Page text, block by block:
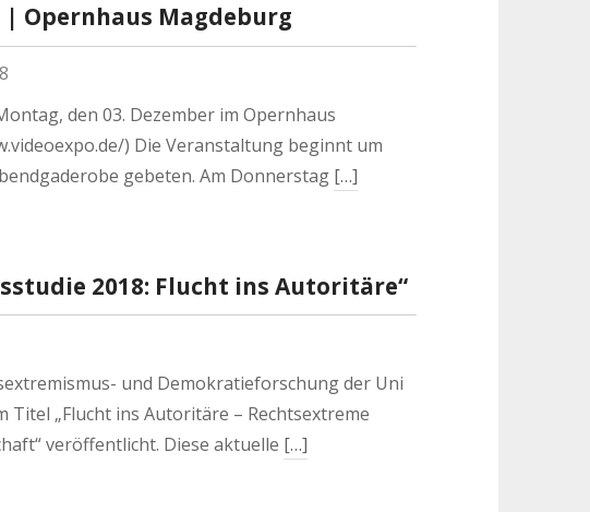
| Opernhaus Magdeburg
den 03. Dezember im Opernhaus
) Die Veranstaltung beginnt um
gebeten. Am Donnerstag […]
2018: Flucht ins Autoritäre“
und Demokratieforschung der Uni
Titel „Flucht ins Autoritäre – Rechtsextreme
veröffentlicht. Diese aktuelle […]